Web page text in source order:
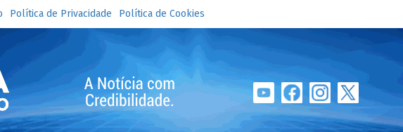
Política de Privacidade Política de Cookies